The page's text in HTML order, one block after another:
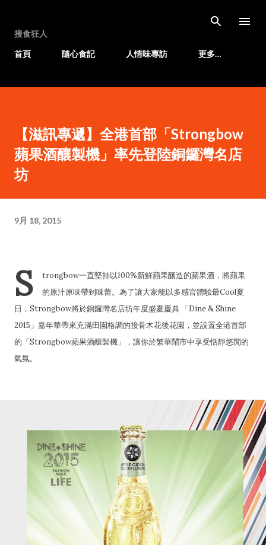
搜食狂人
首頁
隨心食記 人情味專訪 更多…
【滋訊專遞】全港首部「Strongbow
蘋果酒釀製機」率先登陸銅鑼灣名店
坊
9月 18, 2015
S
trongbow一直堅持以100%新鮮蘋果釀造的蘋果酒，將蘋果
的原汁原味帶到味蕾。為了讓大家能以多感官體驗最Cool夏
日，Strongbow將於銅鑼灣名店坊年度盛夏慶典 「Dine & Shine
2015」嘉年華帶來充滿田園格調的接骨木花後花園，並設置全港首部
的「Strongbow蘋果酒釀製機」，讓你於繁華鬧市中享受恬靜悠閒的
氣氛。